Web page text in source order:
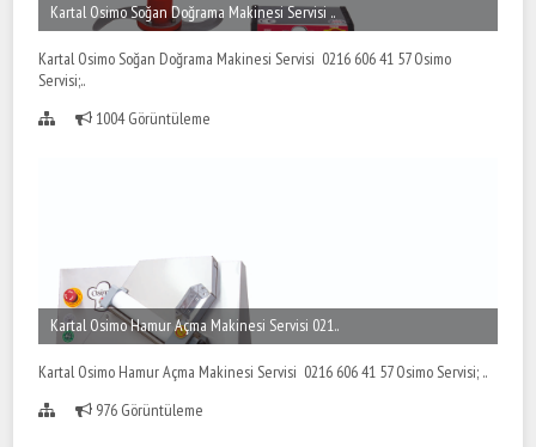
Kartal Osimo Soğan Doğrama Makinesi Servisi ..
Kartal Osimo Soğan Doğrama Makinesi Servisi 0216 606 41 57 Osimo
Servisi;..
1004 Görüntüleme
Kartal Osimo Hamur Açma Makinesi Servisi 021..
Kartal Osimo Hamur Açma Makinesi Servisi 0216 606 41 57 Osimo Servisi; ..
976 Görüntüleme